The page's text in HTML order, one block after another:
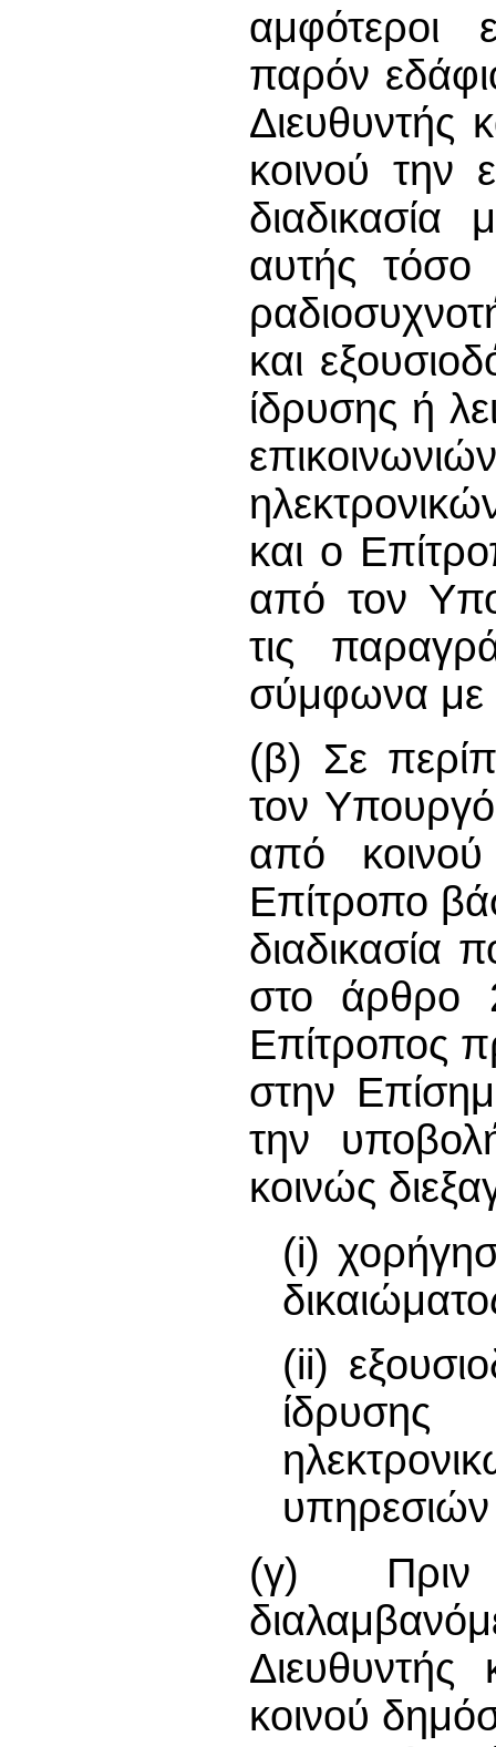
παρόν
Διευθυντής
κοινού την
αυτής τόσο
και
ίδρυσης ή
και ο
από τον
τις
σύμφωνα με
(β) Σε
τον Υπουργό
από
Επίτροπο
διαδικασία
στο άρθρο
Επίτροπος
στην
την
κοινώς
(i)
(ii)
υπηρεσιών
(γ) Πριν
Διευθυντής
κοινού